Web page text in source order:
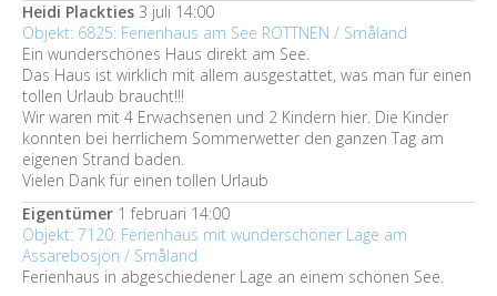
Heidi Plackties 3 juli 14:00
Objekt: 6825: Ferienhaus am See ROTTNEN / Småland
Ein wunderschönes Haus direkt am See.
Das Haus ist wirklich mit allem ausgestattet, was man für einen
tollen Urlaub braucht!!!
Wir waren mit 4 Erwachsenen und 2 Kindern hier. Die Kinder
konnten bei herrlichem Sommerwetter den ganzen Tag am
eigenen Strand baden.
Vielen Dank für einen tollen Urlaub
Eigentümer 1 februari 14:00
Objekt: 7120: Ferienhaus mit wunderschöner Lage am
Assarebosjön / Småland
Ferienhaus in abgeschiedener Lage an einem schönen See.